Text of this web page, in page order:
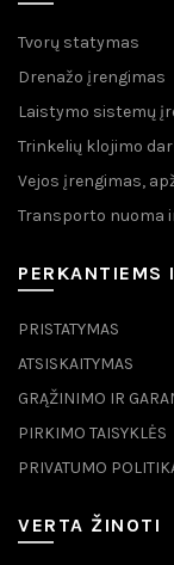
Tvorų statymas
Drenažo įrengimas
Laistymo sistemų
Trinkelių klojimo
Vejos įrengimas,
Transporto nuoma
PERKANTIEMS
PRISTATYMAS
ATSISKAITYMAS
GRĄŽINIMO IR
PIRKIMO TAISYKLĖS
PRIVATUMO
VERTA ŽINOTI